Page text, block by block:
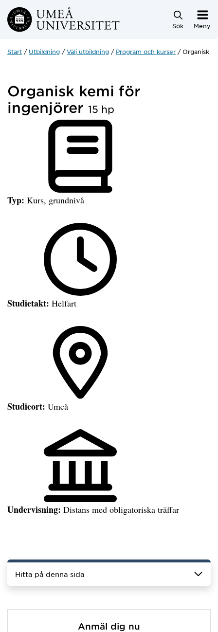
Hoppa direkt till innehållet
Sök Meny
Start Utbildning Välj utbildning Program och kurser Organisk
Organisk kemi för
ingenjörer 15 hp
Typ: Kurs, grundnivå
Studietakt: Helfart
Studieort: Umeå
Undervisning: Distans med obligatoriska träffar
Hitta på denna sida
Anmäl dig nu